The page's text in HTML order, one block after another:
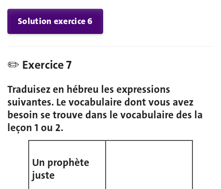
Solution exercice 6
✏️ Exercice 7
Traduisez en hébreu les expressions
suivantes. Le vocabulaire dont vous avez
besoin se trouve dans le vocabulaire des la
leçon 1 ou 2.
Un prophète
juste